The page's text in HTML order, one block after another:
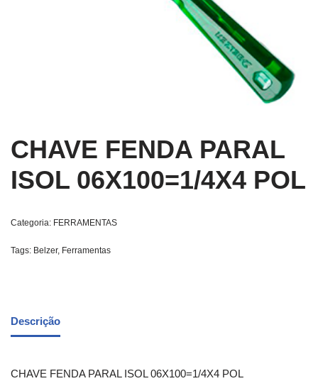
CHAVE FENDA PARAL
ISOL 06X100=1/4X4 POL
Categoria: FERRAMENTAS
Tags: Belzer, Ferramentas
Descrição
CHAVE FENDA PARAL ISOL 06X100=1/4X4 POL